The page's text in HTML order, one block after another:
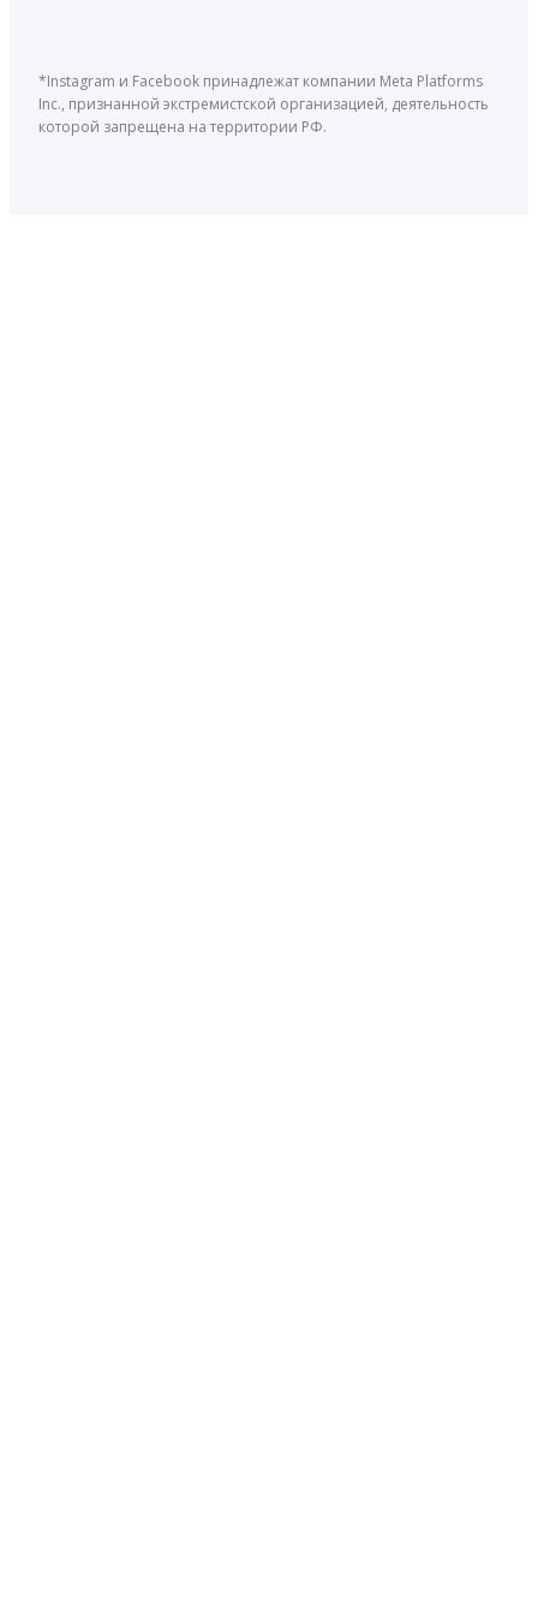
*Instagram и Facebook принадлежат компании Meta Platforms
Inc., признанной экстремистской организацией, деятельность
которой запрещена на территории РФ.